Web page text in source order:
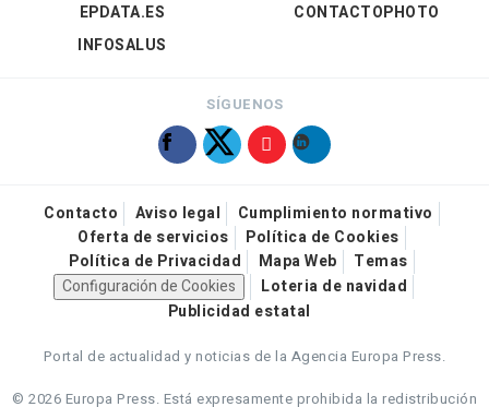
EPDATA.ES
INFOSALUS
CONTACTOPHOTO
SÍGUENOS
Contacto Aviso legal
Cumplimiento normativo
Oferta de servicios
Política de Cookies
Política de Privacidad
Mapa Web
Temas
Configuración de Cookies
Loteria de navidad
Publicidad estatal
Portal de actualidad y noticias de la Agencia Europa Press.
© 2026 Europa Press. Está expresamente prohibida la redistribución